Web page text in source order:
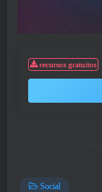
recursos gratuitos
Social